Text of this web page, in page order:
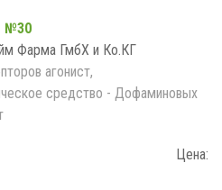
№30
Фарма ГмбХ и Ко.КГ
агонист,
средство - Дофаминовых
Цена: